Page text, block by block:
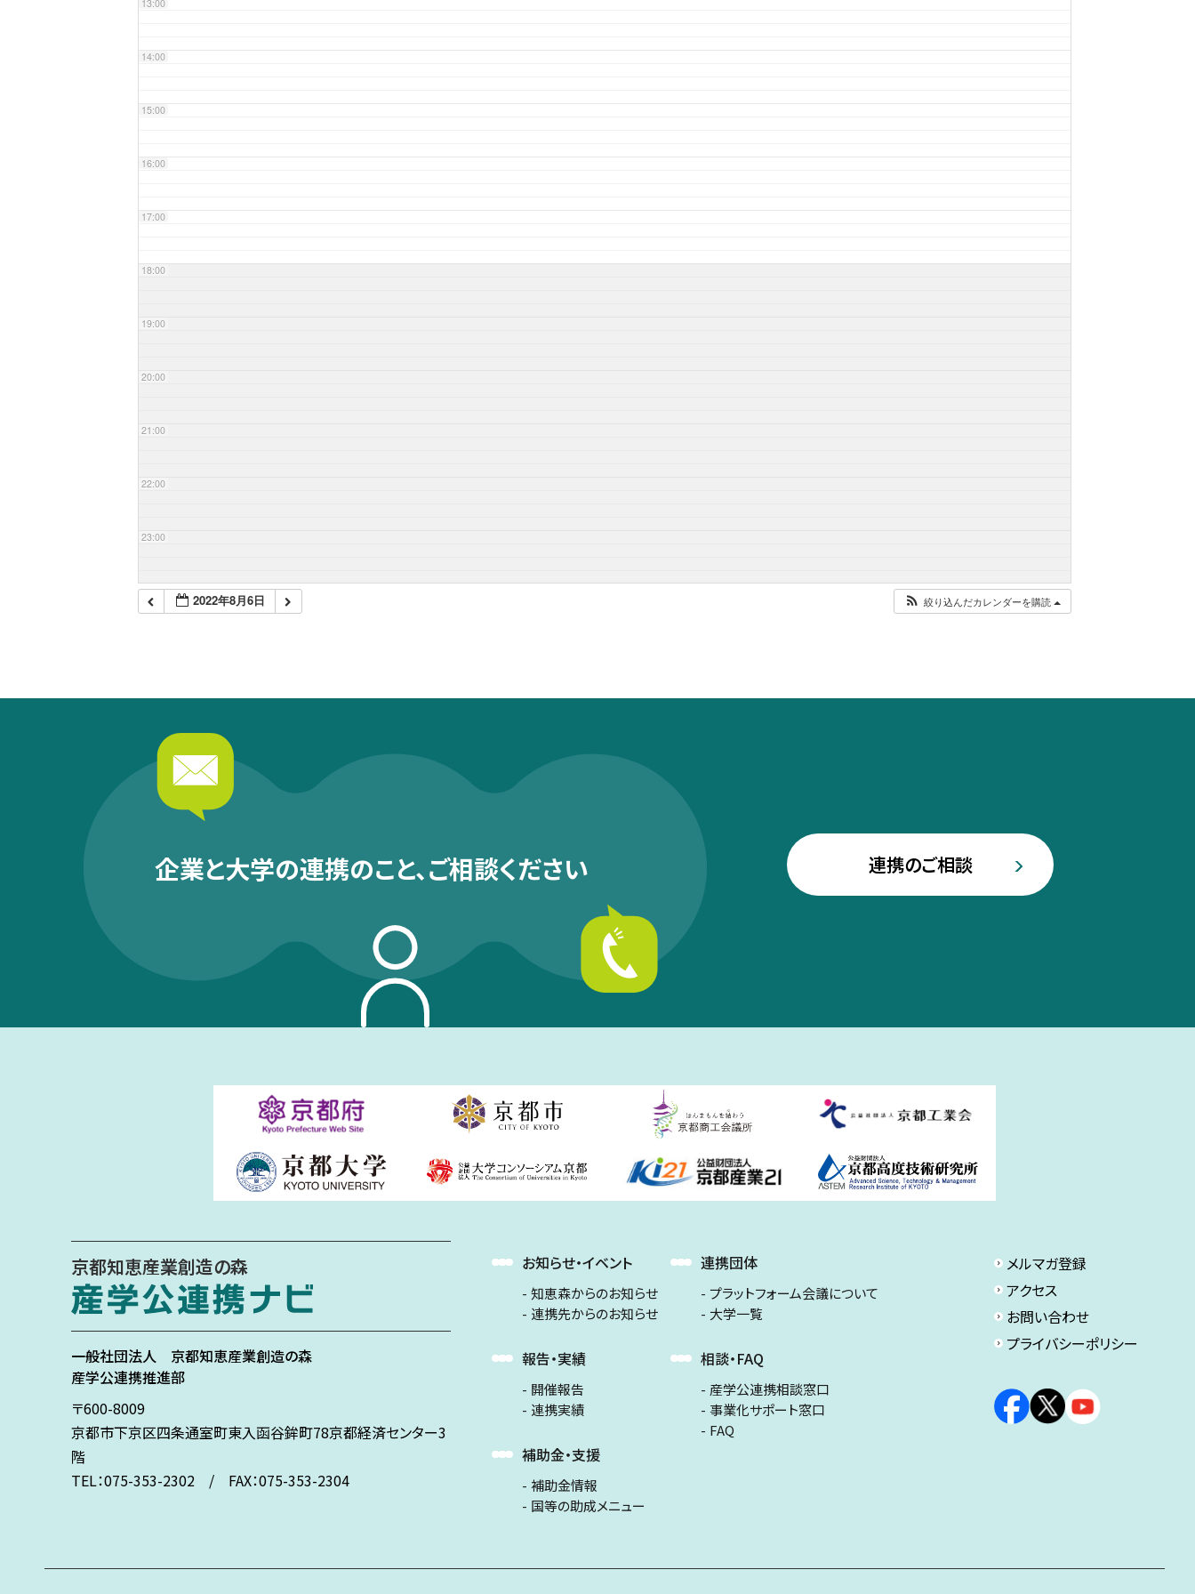
13:00
14:00
15:00
16:00
17:00
18:00
19:00
20:00
21:00
22:00
23:00
2022年8月6日 絞り込んだカレンダーを購読
企業と大学の連携のこと、ご相談ください 連携のご相談
京都知恵産業創造の森
一般社団法人 京都知恵産業創造の森
産学公連携推進部
〒600-8009
京都市下京区四条通室町東入函谷鉾町78京都経済センター3
階
TEL：075-353-2302 / FAX：075-353-2304
お知らせ・イベント
知恵森からのお知らせ
連携先からのお知らせ
報告・実績
開催報告
連携実績
補助金・支援
補助金情報
国等の助成メニュー
連携団体
プラットフォーム会議について
大学一覧
相談・FAQ
産学公連携相談窓口
事業化サポート窓口
FAQ
メルマガ登録
アクセス
お問い合わせ
プライバシーポリシー